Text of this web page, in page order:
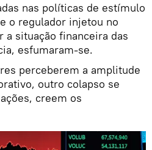
nas políticas de estímulo
o regulador injetou no
a situação financeira das
esfumaram-se.
perceberem a amplitude
outro colapso se
creem os